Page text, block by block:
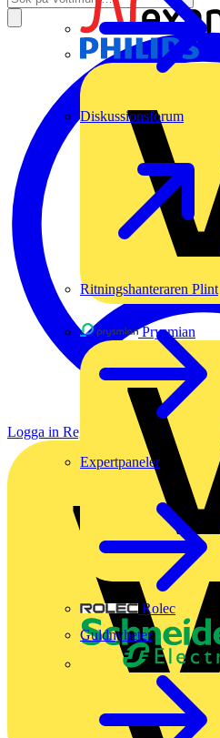
Prysmian
Rolec
Diskussionsforum
Ritningshanteraren Plint
Expertpaneler
Guldnyheter
Logga in Registrera dig